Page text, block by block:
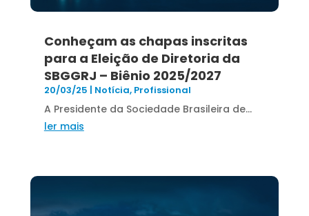
Conheçam as chapas inscritas
para a Eleição de Diretoria da
SBGGRJ – Biênio 2025/2027
20/03/25 | Notícia, Profissional
A Presidente da Sociedade Brasileira de...
ler mais